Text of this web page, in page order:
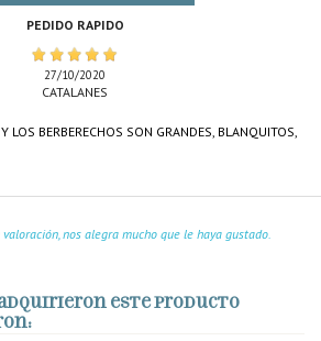
PEDIDO RAPIDO
27/10/2020
CATALANES
LOS BERBERECHOS SON GRANDES, BLANQUITOS,
nos alegra mucho que le haya gustado.
este producto